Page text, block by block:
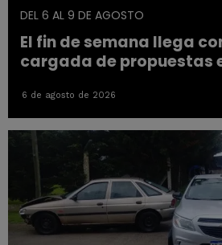
DEL 6 AL 9 DE AGOSTO
El fin de semana llega
cargada de propuestas
6 de agosto de 2026